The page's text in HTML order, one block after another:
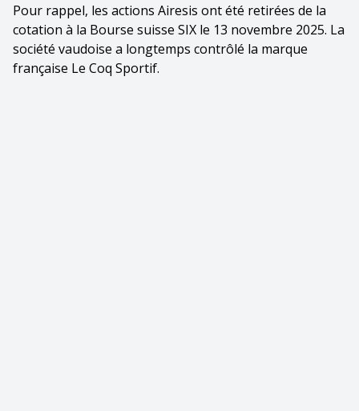
Pour rappel, les actions Airesis ont été retirées de la
cotation à la Bourse suisse SIX le 13 novembre 2025. La
société vaudoise a longtemps contrôlé la marque
française Le Coq Sportif.